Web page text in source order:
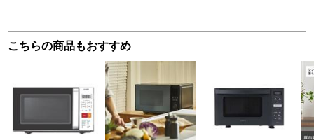
こちらの商品もおすすめ